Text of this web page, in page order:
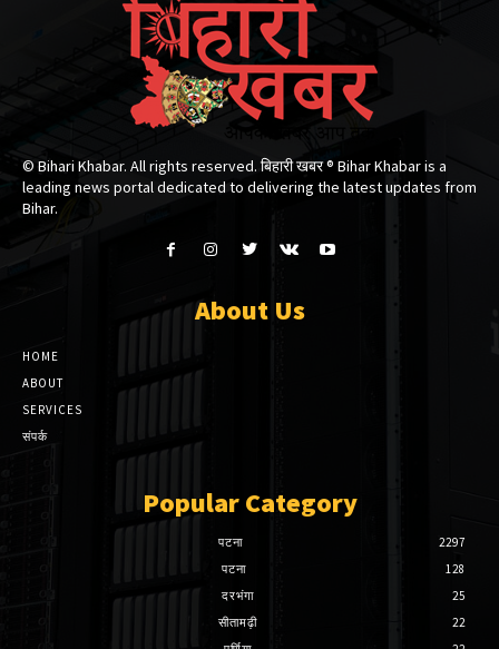
© Bihari Khabar. All rights reserved. बिहारी खबर ®​ Bihar Khabar is a
leading news portal dedicated to delivering the latest updates from
Bihar.
About Us
HOME
ABOUT
SERVICES
संपर्क
Popular Category
पटना
2297
पटना
128
दरभंगा
25
सीतामढ़ी
22